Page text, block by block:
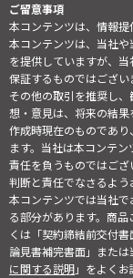
ご留意事項
本コンテンツは、情報提
本コンテンツは、当社
を提供していますが、
保証するものではござい
その他の取引を推奨し
想・意見は、将来の結
作成時現在のものであ
ます。当社は本コンテ
責任を負うものではご
判断と責任でなさるよう
本コンテンツでは当社
る部分があります。商
くは「契約締結前交付
論見書補完書面」また
に関する説明」をよくお